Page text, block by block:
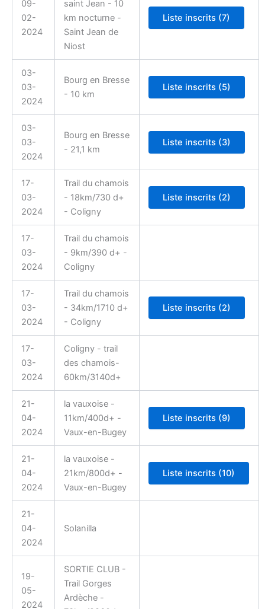
09-
02-
2024
saint Jean - 10
km nocturne -
Saint Jean de
Niost
03-
03-
2024
Bourg en Bresse
- 10 km
03-
03-
2024
Bourg en Bresse
- 21,1 km
17-
03-
2024
Trail du chamois
- 18km/730 d+
- Coligny
17-
03-
2024
Trail du chamois
- 9km/390 d+ -
Coligny
17-
03-
2024
Trail du chamois
- 34km/1710 d+
- Coligny
17-
03-
2024
Coligny - trail
des chamois-
60km/3140d+
21-
04-
2024
la vauxoise -
11km/400d+ -
Vaux-en-Bugey
21-
04-
2024
la vauxoise -
21km/800d+ -
Vaux-en-Bugey
21-
04-
2024
Solanilla
19-
05-
2024
SORTIE CLUB -
Trail Gorges
Ardèche -